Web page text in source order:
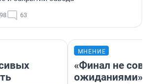
63
МНЕНИЕ
«Финал не
ожиданиями»: